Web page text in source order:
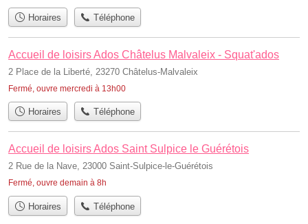
Horaires Téléphone
Accueil de loisirs Ados Châtelus Malvaleix - Squat'ados
2 Place de la Liberté, 23270 Châtelus-Malvaleix
Fermé, ouvre mercredi à 13h00
Horaires Téléphone
Accueil de loisirs Ados Saint Sulpice le Guérétois
2 Rue de la Nave, 23000 Saint-Sulpice-le-Guérétois
Fermé, ouvre demain à 8h
Horaires Téléphone